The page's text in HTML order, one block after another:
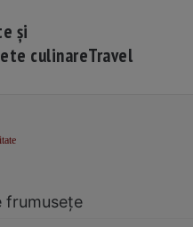
și
culinareTravel
frumusețe